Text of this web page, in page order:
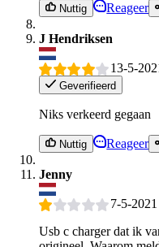
Nuttig Reageer
J Hendriksen
13-5-
Geverifieerd
Niks verkeerd gegaan
Nuttig Reageer
Jenny
7-5-2021
Usb c charger dat ik